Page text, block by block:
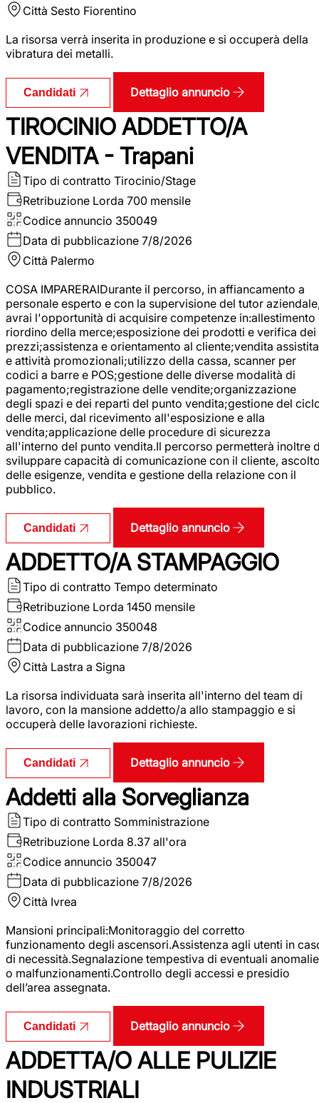
Città Sesto Fiorentino
La risorsa verrà inserita in produzione e si occuperà della
vibratura dei metalli.
Candidati Dettaglio annuncio
TIROCINIO ADDETTO/A
VENDITA - Trapani
Tipo di contratto Tirocinio/Stage
Retribuzione Lorda 700 mensile
Codice annuncio 350049
Data di pubblicazione 7/8/2026
Città Palermo
COSA IMPARERAIDurante il percorso, in affiancamento a
personale esperto e con la supervisione del tutor
avrai l'opportunità di acquisire competenze in:allestimento
riordino della merce;esposizione dei prodotti e verifica dei
prezzi;assistenza e orientamento al cliente;vendita assistita
e attività promozionali;utilizzo della cassa, scanner per
codici a barre e POS;gestione delle diverse modalità di
pagamento;registrazione delle vendite;organizzazione
degli spazi e dei reparti del punto vendita;gestione del
delle merci, dal ricevimento all'esposizione e alla
vendita;applicazione delle procedure di sicurezza
all'interno del punto vendita.Il percorso permetterà inoltre
sviluppare capacità di comunicazione con il cliente,
delle esigenze, vendita e gestione della relazione con il
pubblico.
Candidati Dettaglio annuncio
ADDETTO/A STAMPAGGIO
Tipo di contratto Tempo determinato
Retribuzione Lorda 1450 mensile
Codice annuncio 350048
Data di pubblicazione 7/8/2026
Città Lastra a Signa
La risorsa individuata sarà inserita all'interno del team di
lavoro, con la mansione addetto/a allo stampaggio e si
occuperà delle lavorazioni richieste.
Candidati Dettaglio annuncio
Addetti alla Sorveglianza
Tipo di contratto Somministrazione
Retribuzione Lorda 8.37 all'ora
Codice annuncio 350047
Data di pubblicazione 7/8/2026
Città Ivrea
Mansioni principali:Monitoraggio del corretto
funzionamento degli ascensori.Assistenza agli utenti in
di necessità.Segnalazione tempestiva di eventuali anomalie
o malfunzionamenti.Controllo degli accessi e presidio
dell’area assegnata.
Candidati Dettaglio annuncio
ADDETTA/O ALLE PULIZIE
INDUSTRIALI